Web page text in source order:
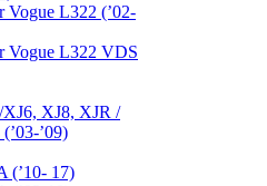
Vogue L322 (’02-
Vogue L322 VDS
XJ8, XJR /
’09)
(’10- 17)